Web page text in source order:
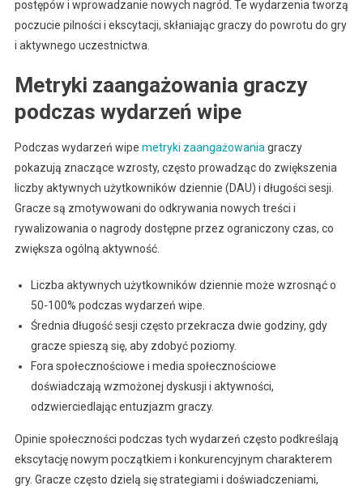
postępów i wprowadzanie nowych nagród. Te wydarzenia tworzą
poczucie pilności i ekscytacji, skłaniając graczy do powrotu do gry
i aktywnego uczestnictwa.
Metryki zaangażowania graczy
podczas wydarzeń wipe
Podczas wydarzeń wipe metryki zaangażowania graczy
pokazują znaczące wzrosty, często prowadząc do zwiększenia
liczby aktywnych użytkowników dziennie (DAU) i długości sesji.
Gracze są zmotywowani do odkrywania nowych treści i
rywalizowania o nagrody dostępne przez ograniczony czas, co
zwiększa ogólną aktywność.
Liczba aktywnych użytkowników dziennie może wzrosnąć o
50-100% podczas wydarzeń wipe.
Średnia długość sesji często przekracza dwie godziny, gdy
gracze spieszą się, aby zdobyć poziomy.
Fora społecznościowe i media społecznościowe
doświadczają wzmożonej dyskusji i aktywności,
odzwierciedlając entuzjazm graczy.
Opinie społeczności podczas tych wydarzeń często podkreślają
ekscytację nowym początkiem i konkurencyjnym charakterem
gry. Gracze często dzielą się strategiami i doświadczeniami,